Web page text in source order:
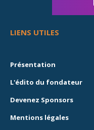
LIENS UTILES
Présentation
L'édito du fondateur
Devenez Sponsors
Mentions légales